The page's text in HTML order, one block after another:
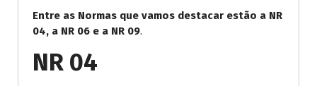
Entre as Normas que vamos destacar estão a NR
04, a NR 06 e a NR 09.
NR 04